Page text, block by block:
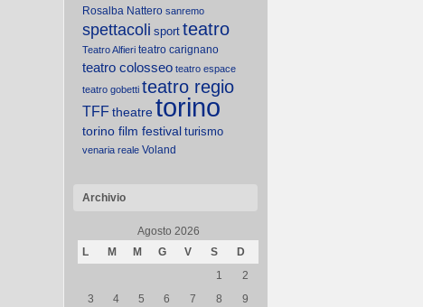
Rosalba Nattero sanremo
spettacoli sport teatro
Teatro Alfieri teatro carignano
teatro colosseo teatro espace
teatro gobetti teatro regio
TFFtheatretorino
torino film festival turismo
venaria reale Voland
Archivio
Agosto 2026
L
M M G V S
D
1
2
3
4 5 6 7 8
9